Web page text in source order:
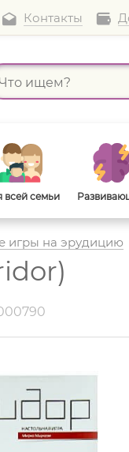
Контакты
всей семьи
В дорогу
игры на эрудицию